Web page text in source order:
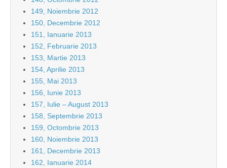
149, Noiembrie 2012
150, Decembrie 2012
151, Ianuarie 2013
152, Februarie 2013
153, Martie 2013
154, Aprilie 2013
155, Mai 2013
156, Iunie 2013
157, Iulie – August 2013
158, Septembrie 2013
159, Octombrie 2013
160, Noiembrie 2013
161, Decembrie 2013
162, Ianuarie 2014